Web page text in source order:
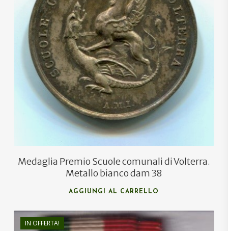
€70,00
€63,00
Medaglia Premio Scuole comunali di Volterra.
Metallo bianco dam 38
AGGIUNGI AL CARRELLO
IN OFFERTA!